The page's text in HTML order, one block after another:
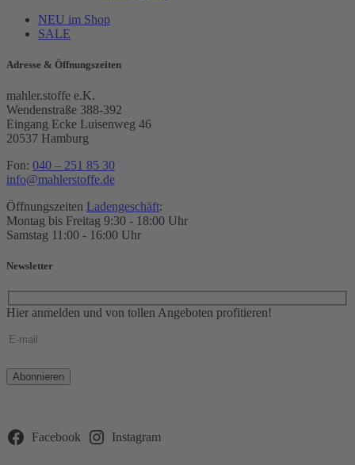
NEU im Shop
SALE
Adresse & Öffnungszeiten
mahler.stoffe e.K.
Wendenstraße 388-392
Eingang Ecke Luisenweg 46
20537 Hamburg
Fon: 040 – 251 85 30
info@mahlerstoffe.de
Öffnungszeiten Ladengeschäft:
Montag bis Freitag 9:30 - 18:00 Uhr
Samstag 11:00 - 16:00 Uhr
Newsletter
Hier anmelden und von tollen Angeboten profitieren!
Bitte
lasse
leer.
Facebook Instagram